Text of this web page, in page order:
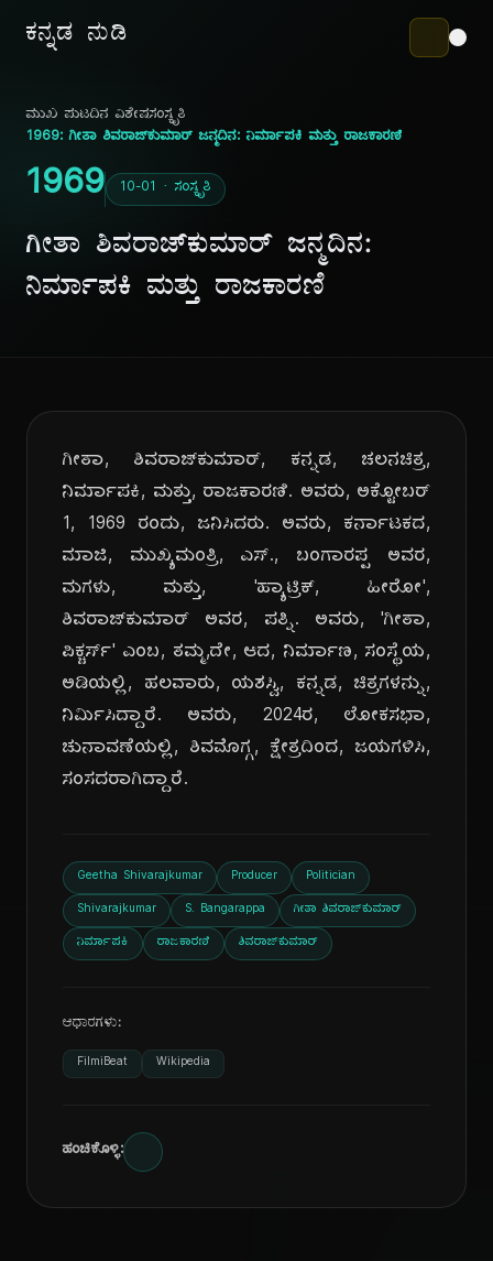
ಕನ್ನಡ ನುಡಿ
ಮುಖ ಪುಟದಿನ ವಿಶೇಷಸಂಸ್ಕೃತಿ
1969: ಗೀತಾ ಶಿವರಾಜ್‌ಕುಮಾರ್ ಜನ್ಮದಿನ: ನಿರ್ಮಾಪಕಿ ಮತ್ತು ರಾಜಕಾರಣಿ
1969 10-01 · ಸಂಸ್ಕೃತಿ
ಗೀತಾ ಶಿವರಾಜ್‌ಕುಮಾರ್ ಜನ್ಮದಿನ:
ನಿರ್ಮಾಪಕಿ ಮತ್ತು ರಾಜಕಾರಣಿ
ಗೀತಾ, ಶಿವರಾಜ್‌ಕುಮಾರ್, ಕನ್ನಡ, ಚಲನಚಿತ್ರ,
ನಿರ್ಮಾಪಕಿ, ಮತ್ತು, ರಾಜಕಾರಣಿ. ಅವರು, ಅಕ್ಟೋಬರ್
1, 1969 ರಂದು, ಜನಿಸಿದರು. ಅವರು, ಕರ್ನಾಟಕದ,
ಮಾಜಿ, ಮುಖ್ಯಮಂತ್ರಿ, ಎಸ್., ಬಂಗಾರಪ್ಪ ಅವರ,
ಮಗಳು, ಮತ್ತು, 'ಹ್ಯಾಟ್ರಿಕ್, ಹೀರೋ',
ಶಿವರಾಜ್‌ಕುಮಾರ್ ಅವರ, ಪತ್ನಿ. ಅವರು, 'ಗೀತಾ,
ಪಿಕ್ಚರ್ಸ್' ಎಂಬ, ತಮ್ಮ,ದೇ, ಆದ, ನಿರ್ಮಾಣ, ಸಂಸ್ಥೆಯ,
ಅಡಿಯಲ್ಲಿ, ಹಲವಾರು, ಯಶಸ್ವಿ, ಕನ್ನಡ, ಚಿತ್ರಗಳನ್ನು,
ನಿರ್ಮಿಸಿದ್ದಾರೆ. ಅವರು, 2024ರ, ಲೋಕಸಭಾ,
ಚುನಾವಣೆಯಲ್ಲಿ, ಶಿವಮೊಗ್ಗ, ಕ್ಷೇತ್ರದಿಂದ, ಜಯಗಳಿಸಿ,
ಸಂಸದರಾಗಿದ್ದಾರೆ.
Geetha Shivarajkumar Producer Politician
Shivarajkumar S. Bangarappa ಗೀತಾ ಶಿವರಾಜ್‌ಕುಮಾರ್
ನಿರ್ಮಾಪಕಿ ರಾಜಕಾರಣಿ ಶಿವರಾಜ್‌ಕುಮಾರ್
ಆಧಾರಗಳು:
FilmiBeat Wikipedia
ಹಂಚಿಕೊಳ್ಳಿ: